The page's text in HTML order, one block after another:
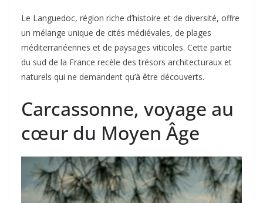
Le Languedoc, région riche d’histoire et de diversité, offre
un mélange unique de cités médiévales, de plages
méditerranéennes et de paysages viticoles. Cette partie
du sud de la France recèle des trésors architecturaux et
naturels qui ne demandent qu’à être découverts.
Carcassonne, voyage au
cœur du Moyen Âge